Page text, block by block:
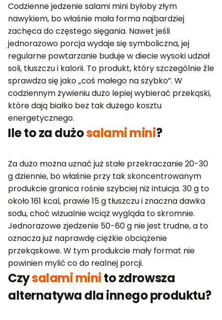
Codzienne jedzenie salami mini byłoby złym
nawykiem, bo właśnie mała forma najbardziej
zachęca do częstego sięgania. Nawet jeśli
jednorazowo porcja wydaje się symboliczna, jej
regularne powtarzanie buduje w diecie wysoki udział
soli, tłuszczu i kalorii. To produkt, który szczególnie źle
sprawdza się jako „coś małego na szybko”. W
codziennym żywieniu dużo lepiej wybierać przekąski,
które dają białko bez tak dużego kosztu
energetycznego.
Ile to za dużosalami mini?
Za dużo można uznać już stałe przekraczanie 20-30
g dziennie, bo właśnie przy tak skoncentrowanym
produkcie granica rośnie szybciej niż intuicja. 30 g to
około 161 kcal, prawie 15 g tłuszczu i znaczna dawka
sodu, choć wizualnie wciąż wygląda to skromnie.
Jednorazowe zjedzenie 50-60 g nie jest trudne, a to
oznacza już naprawdę ciężkie obciążenie
przekąskowe. W tym produkcie mały format nie
powinien mylić co do realnej porcji.
Czysalami minito zdrowsza
alternatywa dla innego produktu?